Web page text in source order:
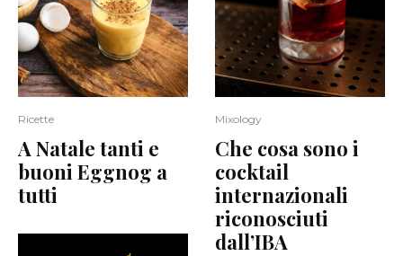
Ricette
A Natale tanti e
buoni Eggnog a
tutti
Mixology
Che cosa sono i
cocktail
internazionali
riconosciuti
dall’IBA